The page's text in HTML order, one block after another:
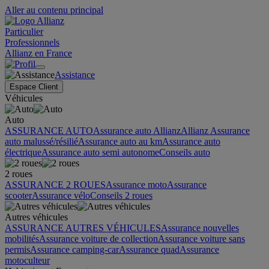
Aller au contenu principal
Particulier
Professionnels
Allianz en France
Assistance
Espace Client
Véhicules
Auto
ASSURANCE AUTOAssurance auto AllianzAllianz Assurance
auto malussé/résiliéAssurance auto au kmAssurance auto
électriqueAssurance auto semi autonomeConseils auto
2 roues
ASSURANCE 2 ROUESAssurance motoAssurance
scooterAssurance véloConseils 2 roues
Autres véhicules
ASSURANCE AUTRES VÉHICULESAssurance nouvelles
mobilitésAssurance voiture de collectionAssurance voiture sans
permisAssurance camping-carAssurance quadAssurance
motoculteur